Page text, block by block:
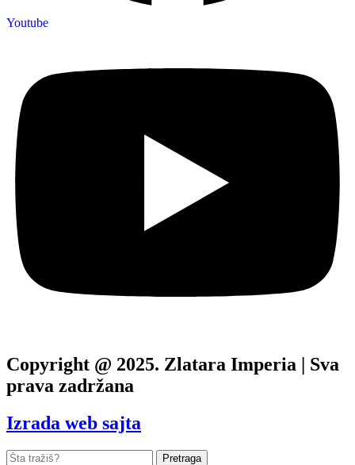
Youtube
Copyright @ 2025. Zlatara Imperia | Sva
prava zadržana
Izrada web sajta
Pretraga